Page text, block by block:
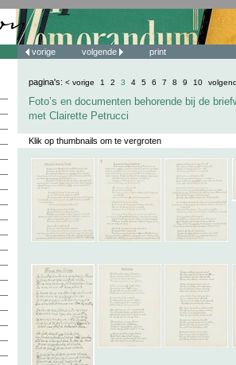
vorige volgende print
pagina's: < vorige 1 2 3 4 5 6 7 8 9 10
Foto’s en documenten behorende bij de
met Clairette Petrucci
Klik op thumbnails om te vergroten